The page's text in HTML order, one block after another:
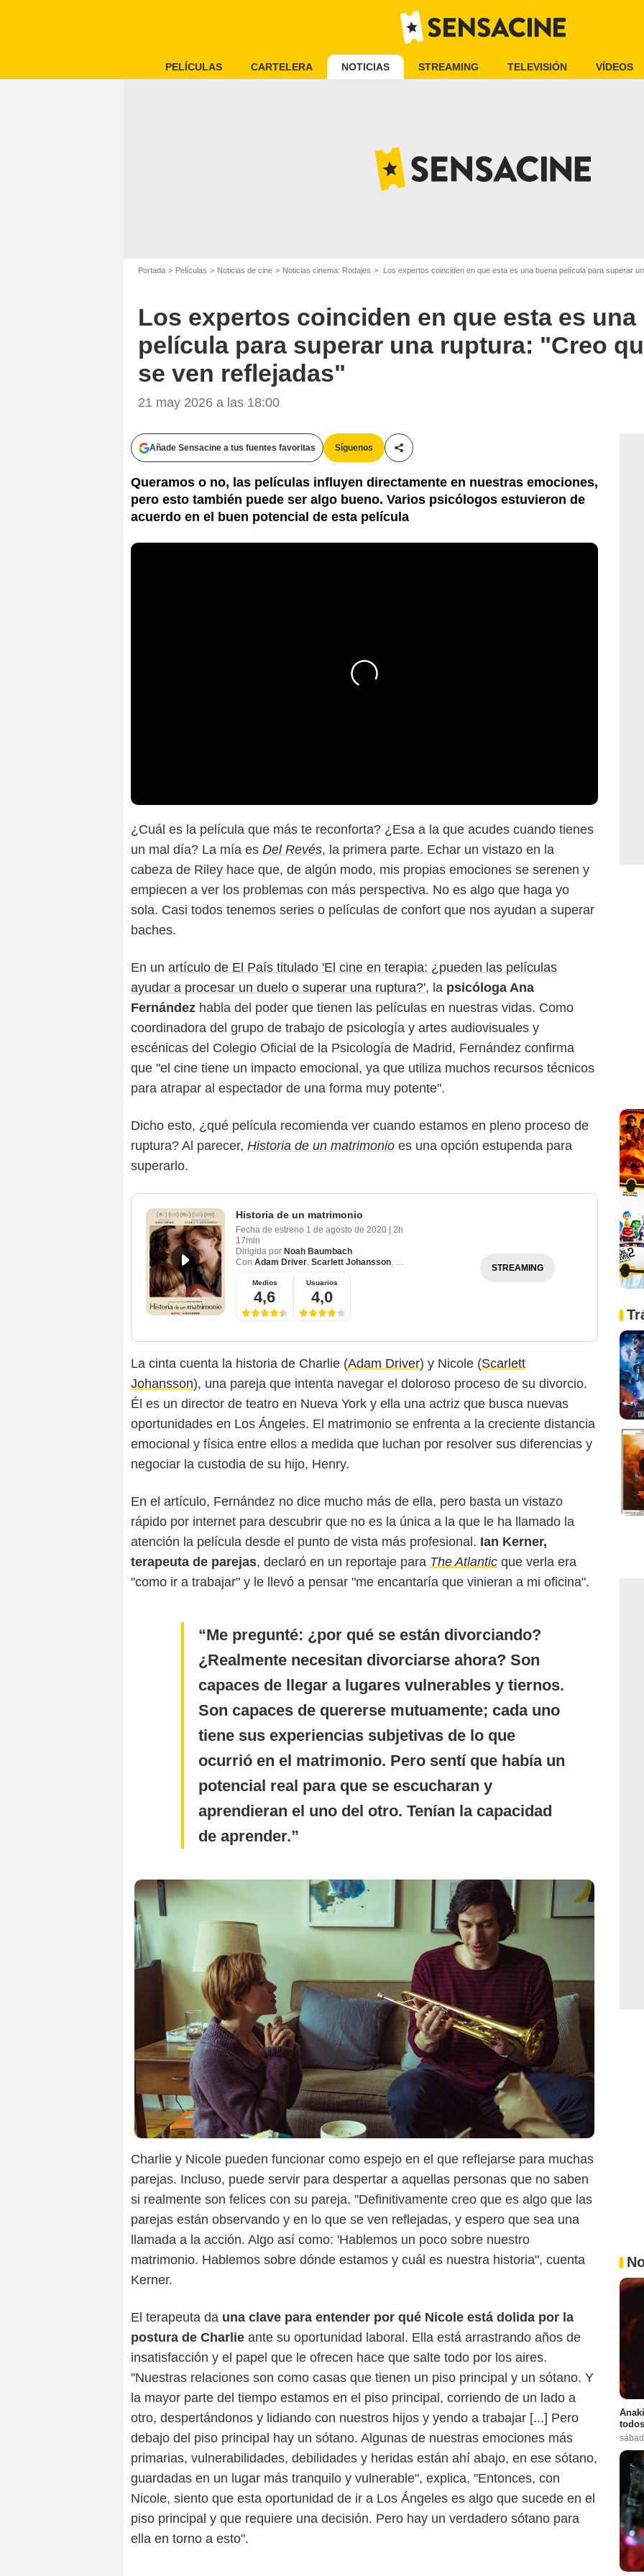
PELÍCULAS CARTELERA NOTICIAS STREAMING TELEVISIÓN VÍDEOS
Portada Películas Noticias de cine Noticias cinema: Rodajes Los expertos coinciden en que esta es una buena película para superar
Los expertos coinciden en que esta es una
película para superar una ruptura: "Creo
se ven reflejadas"
21 may 2026 a las 18:00
Añade Sensacine a tus fuentes favoritas Síguenos
Compartir esta noticia
Queramos o no, las películas influyen directamente en nuestras emociones,
pero esto también puede ser algo bueno. Varios psicólogos estuvieron de
acuerdo en el buen potencial de esta película
¿Cuál es la película que más te reconforta? ¿Esa a la que acudes cuando tienes
un mal día? La mía es Del Revés, la primera parte. Echar un vistazo en la
cabeza de Riley hace que, de algún modo, mis propias emociones se serenen y
empiecen a ver los problemas con más perspectiva. No es algo que haga yo
sola. Casi todos tenemos series o películas de confort que nos ayudan a superar
baches.
En un artículo de El País titulado 'El cine en terapia: ¿pueden las películas
ayudar a procesar un duelo o superar una ruptura?', la psicóloga Ana
Fernández habla del poder que tienen las películas en nuestras vidas. Como
coordinadora del grupo de trabajo de psicología y artes audiovisuales y
escénicas del Colegio Oficial de la Psicología de Madrid, Fernández confirma
que "el cine tiene un impacto emocional, ya que utiliza muchos recursos técnicos
para atrapar al espectador de una forma muy potente".
Dicho esto, ¿qué película recomienda ver cuando estamos en pleno proceso de
ruptura? Al parecer, Historia de un matrimonio es una opción estupenda para
superarlo.
Historia de un matrimonio
Fecha de estreno 1 de agosto de 2020
2h
17min
Dirigida por Noah Baumbach
Con Adam Driver, Scarlett Johansson, Laura Dern
Medios
4,6
Usuarios
4,0
STREAMING
La cinta cuenta la historia de Charlie (Adam Driver) y Nicole (Scarlett
Johansson), una pareja que intenta navegar el doloroso proceso de su divorcio.
Él es un director de teatro en Nueva York y ella una actriz que busca nuevas
oportunidades en Los Ángeles. El matrimonio se enfrenta a la creciente distancia
emocional y física entre ellos a medida que luchan por resolver sus diferencias y
negociar la custodia de su hijo, Henry.
En el artículo, Fernández no dice mucho más de ella, pero basta un vistazo
rápido por internet para descubrir que no es la única a la que le ha llamado la
atención la película desde el punto de vista más profesional. Ian Kerner,
terapeuta de parejas, declaró en un reportaje para The Atlantic que verla era
"como ir a trabajar" y le llevó a pensar "me encantaría que vinieran a mi oficina".
Me pregunté: ¿por qué se están divorciando?
¿Realmente necesitan divorciarse ahora? Son
capaces de llegar a lugares vulnerables y tiernos.
Son capaces de quererse mutuamente; cada uno
tiene sus experiencias subjetivas de lo que
ocurrió en el matrimonio. Pero sentí que había un
potencial real para que se escucharan y
aprendieran el uno del otro. Tenían la capacidad
de aprender.
Netflix
Charlie y Nicole pueden funcionar como espejo en el que reflejarse para muchas
parejas. Incluso, puede servir para despertar a aquellas personas que no saben
si realmente son felices con su pareja. "Definitivamente creo que es algo que las
parejas están observando y en lo que se ven reflejadas, y espero que sea una
llamada a la acción. Algo así como: 'Hablemos un poco sobre nuestro
matrimonio. Hablemos sobre dónde estamos y cuál es nuestra historia", cuenta
Kerner.
El terapeuta da una clave para entender por qué Nicole está dolida por la
postura de Charlie ante su oportunidad laboral. Ella está arrastrando años de
insatisfacción y el papel que le ofrecen hace que salte todo por los aires.
"Nuestras relaciones son como casas que tienen un piso principal y un sótano. Y
la mayor parte del tiempo estamos en el piso principal, corriendo de un lado a
otro, despertándonos y lidiando con nuestros hijos y yendo a trabajar [...] Pero
debajo del piso principal hay un sótano. Algunas de nuestras emociones más
primarias, vulnerabilidades, debilidades y heridas están ahí abajo, en ese sótano,
guardadas en un lugar más tranquilo y vulnerable", explica, "Entonces, con
Nicole, siento que esta oportunidad de ir a Los Ángeles es algo que sucede en el
piso principal y que requiere una decisión. Pero hay un verdadero sótano para
ella en torno a esto".